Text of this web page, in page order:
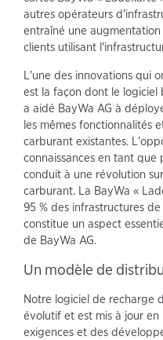
autres opérateurs
entraîné une
clients utilisant
L'une des innovations qui
est la façon dont le logiciel
a aidé BayWa AG à
les mêmes fonctionnalités
carburant existantes.
connaissances en tant
conduit à une révolution
carburant. La BayWa «
95 % des infrastructures
constitue un aspect
de BayWa AG.
Un modèle de
Notre logiciel de recharge
évolutif et est mis à jour
exigences et des